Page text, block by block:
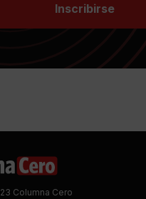
Inscribirse
Columna Cero